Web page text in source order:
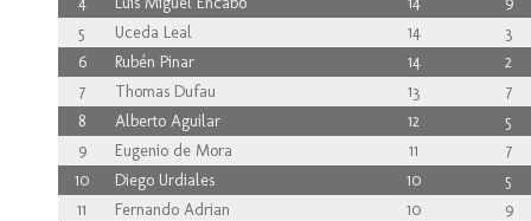
5
Uceda Leal 14
3
6
Rubén Pinar 14
2
7
Thomas Dufau 13
7
8
Alberto Aguilar 12
5
9
Eugenio de Mora 11
7
10
Diego Urdiales 10
5
11
Fernando Adrian 10
9